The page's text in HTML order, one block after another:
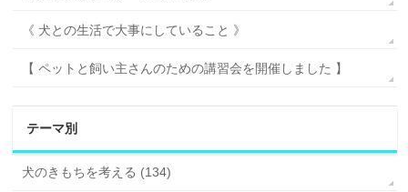
《 犬との生活で大事にしていること 》
【 ペットと飼い主さんのための講習会を開催しました 】
テーマ別
犬のきもちを考える (134)